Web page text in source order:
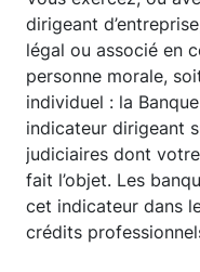
dirigeant
légal ou associé en
personne morale,
individuel : la
indicateur dirigeant
judiciaires dont
fait l’objet. Les
cet indicateur dans
crédits